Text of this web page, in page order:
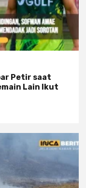
Petir saat
Lain Ikut